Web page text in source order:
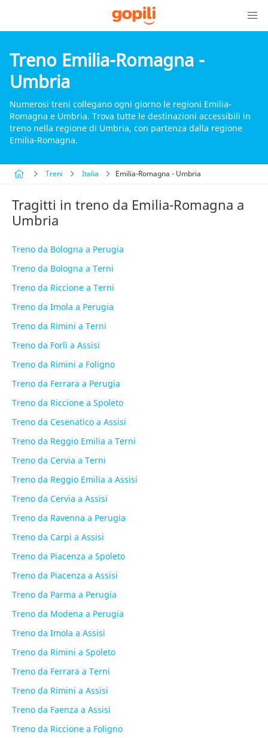
Treno Emilia-Romagna -
Umbria
Numerosi treni collegano ogni giorno le regioni Emilia-
Romagna e Umbria. Trova tutte le destinazioni accessibili in
treno nella regione di Umbria, con partenza dalla regione
Emilia-Romagna.
Treni Italia Emilia-Romagna - Umbria
Tragitti in treno da Emilia-Romagna a
Umbria
Treno da Bologna a Perugia
Treno da Bologna a Terni
Treno da Riccione a Terni
Treno da Imola a Perugia
Treno da Rimini a Terni
Treno da Forlì a Assisi
Treno da Rimini a Foligno
Treno da Ferrara a Perugia
Treno da Riccione a Spoleto
Treno da Cesenatico a Assisi
Treno da Reggio Emilia a Terni
Treno da Cervia a Terni
Treno da Reggio Emilia a Assisi
Treno da Cervia a Assisi
Treno da Ravenna a Perugia
Treno da Carpi a Assisi
Treno da Piacenza a Spoleto
Treno da Piacenza a Assisi
Treno da Parma a Perugia
Treno da Modena a Perugia
Treno da Imola a Assisi
Treno da Rimini a Spoleto
Treno da Ferrara a Terni
Treno da Rimini a Assisi
Treno da Faenza a Assisi
Treno da Riccione a Foligno